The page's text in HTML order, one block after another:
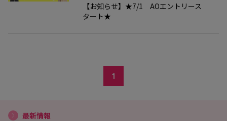
【お知らせ】★7/1 AOエントリース
タート★
1
最新情報